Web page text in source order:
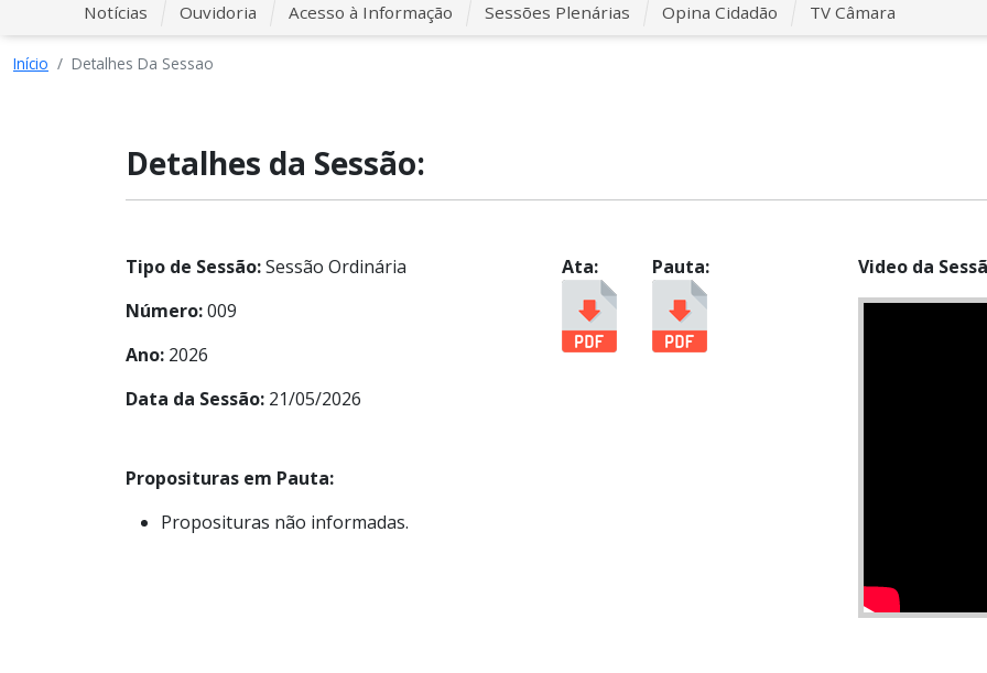
Notícias Ouvidoria Acesso à Informação Sessões Plenárias Opina Cidadão TV Câmara
Início Detalhes Da Sessao
Detalhes da Sessão:
Tipo de Sessão:Sessão Ordinária
Número:009
Ano: 2026
Data da Sessão: 21/05/2026
Proposituras em Pauta:
Proposituras não informadas.
Ata: Pauta: Video da